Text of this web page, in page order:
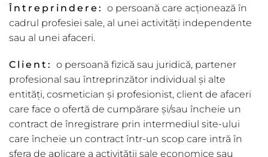
Întreprindere: o persoană care acționează în
cadrul profesiei sale, al unei activități independente
sau al unei afaceri.
Client: o persoană fizică sau juridică, partener
profesional sau întreprinzător individual și alte
entități, cosmetician și profesionist, client de afaceri
care face o ofertă de cumpărare și/sau încheie un
contract de înregistrare prin intermediul site-ului
care încheie un contract într-un scop care intră în
sfera de aplicare a activității sale economice sau